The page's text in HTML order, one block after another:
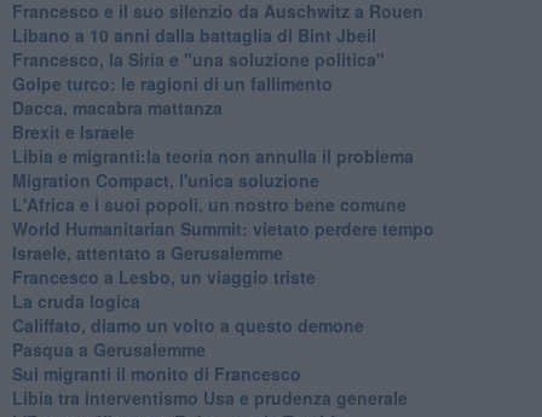
Francesco e il suo silenzio da Auschwitz a Rouen
Libano a 10 anni dalla battaglia di Bint Jbeil
Francesco, la Siria e "una soluzione politica"
Golpe turco: le ragioni di un fallimento
Dacca, macabra mattanza
Brexit e Israele
Libia e migranti:la teoria non annulla il problema
Migration Compact, l'unica soluzione
L'Africa e i suoi popoli, un nostro bene comune
World Humanitarian Summit: vietato perdere tempo
Israele, attentato a Gerusalemme
Francesco a Lesbo, un viaggio triste
La cruda logica
Califfato, diamo un volto a questo demone
Pasqua a Gerusalemme
Sui migranti il monito di Francesco
Libia tra interventismo Usa e prudenza generale